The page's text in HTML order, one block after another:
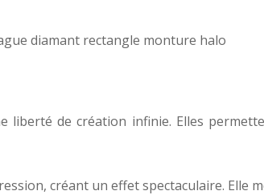
de création infinie. Elles
créant un effet spectaculaire. Elle